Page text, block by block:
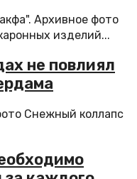
Архивное фото
изделий...
не повлиял
Снежный коллапс